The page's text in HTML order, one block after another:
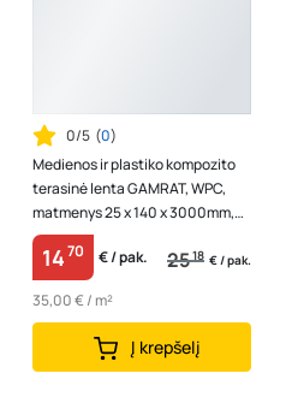
0/5 (0)
Medienos ir plastiko kompozito
terasinė lenta GAMRAT, WPC,
matmenys 25 x 140 x 3000mm,
šviesiai ruda, 1 lenta - 0,42 m2
1470 € / pak. 2518 € / pak.
35,00 € / m²
Į krepšelį